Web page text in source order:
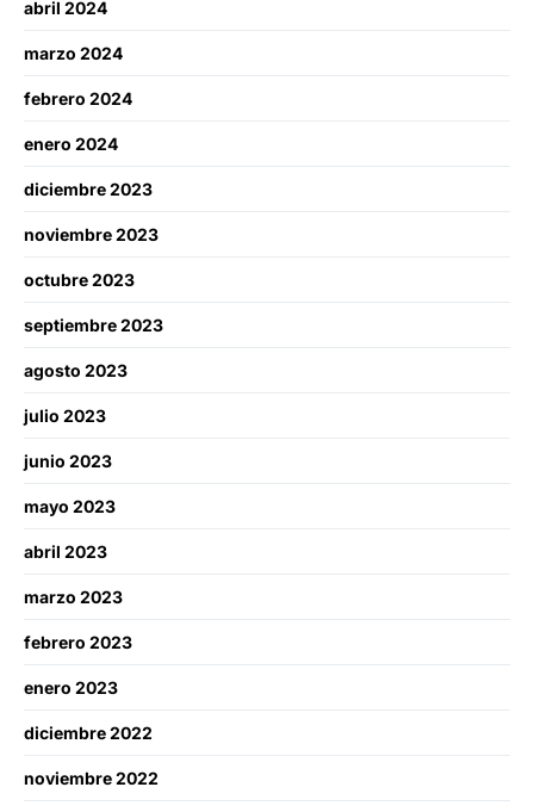
abril 2024
marzo 2024
febrero 2024
enero 2024
diciembre 2023
noviembre 2023
octubre 2023
septiembre 2023
agosto 2023
julio 2023
junio 2023
mayo 2023
abril 2023
marzo 2023
febrero 2023
enero 2023
diciembre 2022
noviembre 2022